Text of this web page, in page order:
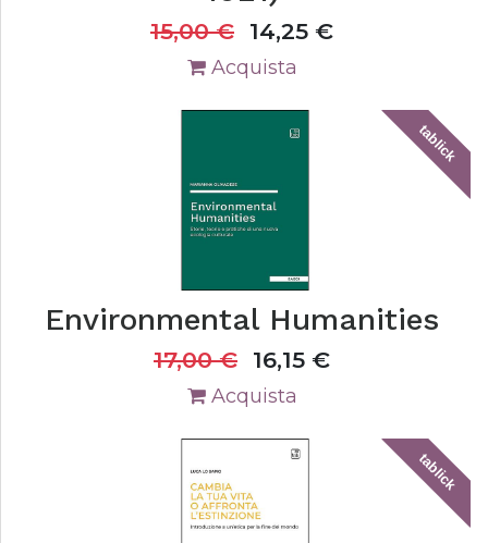
15,00€ 14,25 €
Acquista
tablick
Environmental Humanities
17,00€ 16,15 €
Acquista
tablick